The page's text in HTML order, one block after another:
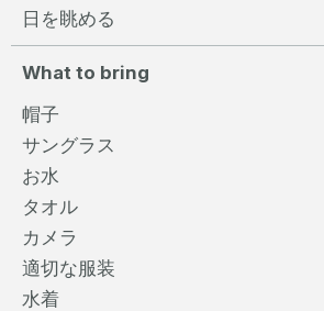
日を眺める
What to bring
帽子
サングラス
お水
タオル
カメラ
適切な服装
水着